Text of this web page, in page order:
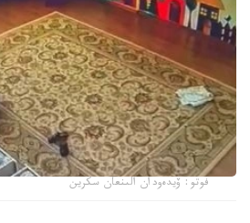
فوتو: ۆيدەودان الىنعان سكرين